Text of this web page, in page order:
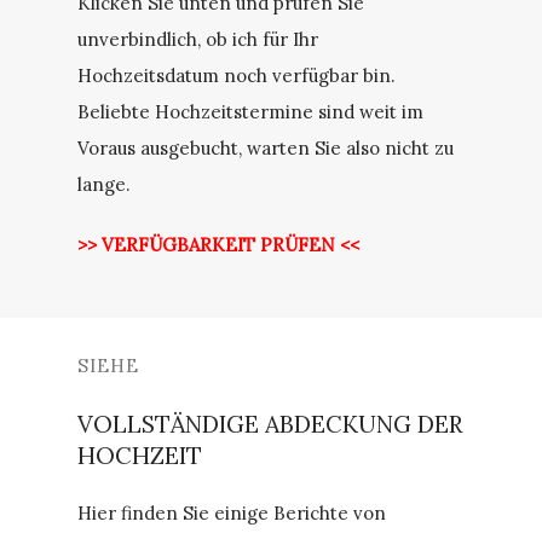
unverbindlich, ob ich für Ihr
Hochzeitsdatum noch verfügbar bin.
Beliebte Hochzeitstermine sind weit im
Voraus ausgebucht, warten Sie also nicht zu
lange.
>> VERFÜGBARKEIT PRÜFEN <<
SIEHE
VOLLSTÄNDIGE ABDECKUNG DER
HOCHZEIT
Hier finden Sie einige Berichte von